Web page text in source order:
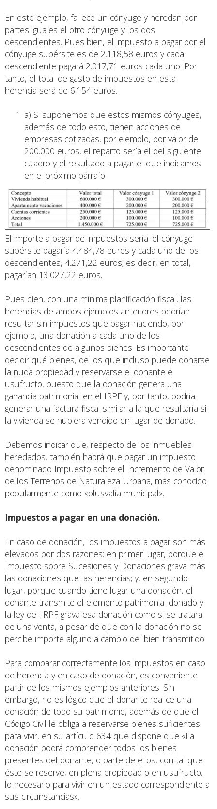
En este ejemplo, fallece un cónyuge y heredan por
partes iguales el otro cónyuge y los dos
descendientes. Pues bien, el impuesto a pagar por el
cónyuge supérsite es de 2.118,58 euros y cada
descendiente pagará 2.017,71 euros cada uno. Por
tanto, el total de gasto de impuestos en esta
herencia será de 6.154 euros.
a) Si suponemos que estos mismos cónyuges,
además de todo esto, tienen acciones de
empresas cotizadas, por ejemplo, por valor de
200.000 euros, el reparto sería el del siguiente
cuadro y el resultado a pagar el que indicamos
en el próximo párrafo.
El importe a pagar de impuestos sería: el cónyuge
supérsite pagaría 4.484,78 euros y cada uno de los
descendientes, 4.271,22 euros; es decir, en total,
pagarían 13.027,22 euros.
Pues bien, con una mínima planificación fiscal, las
herencias de ambos ejemplos anteriores podrían
resultar sin impuestos que pagar haciendo, por
ejemplo, una donación a cada uno de los
descendientes de algunos bienes. Es importante
decidir qué bienes, de los que incluso puede donarse
la nuda propiedad y reservarse el donante el
usufructo, puesto que la donación genera una
ganancia patrimonial en el IRPF y, por tanto, podría
generar una factura fiscal similar a la que resultaría si
la vivienda se hubiera vendido en lugar de donado.
Debemos indicar que, respecto de los inmuebles
heredados, también habrá que pagar un impuesto
denominado Impuesto sobre el Incremento de Valor
de los Terrenos de Naturaleza Urbana, más conocido
popularmente como «plusvalía municipal».
Impuestos a pagar en una donación.
En caso de donación, los impuestos a pagar son más
elevados por dos razones: en primer lugar, porque el
Impuesto sobre Sucesiones y Donaciones grava más
las donaciones que las herencias; y, en segundo
lugar, porque cuando tiene lugar una donación, el
donante transmite el elemento patrimonial donado y
la ley del IRPF grava esa donación como si se tratara
de una venta, a pesar de que con la donación no se
percibe importe alguno a cambio del bien transmitido.
Para comparar correctamente los impuestos en caso
de herencia y en caso de donación, es conveniente
partir de los mismos ejemplos anteriores. Sin
embargo, no es lógico que el donante realice una
donación de todo su patrimonio, además de que el
Código Civil le obliga a reservarse bienes suficientes
para vivir, en su artículo 634 que dispone que «La
donación podrá comprender todos los bienes
presentes del donante, o parte de ellos, con tal que
éste se reserve, en plena propiedad o en usufructo,
lo necesario para vivir en un estado correspondiente a
sus circunstancias».